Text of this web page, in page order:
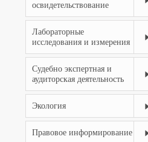
освидетельствование
Лабораторные
исследования и измерения
Судебно экспертная и
аудиторская деятельность
Экология
Правовое информирование